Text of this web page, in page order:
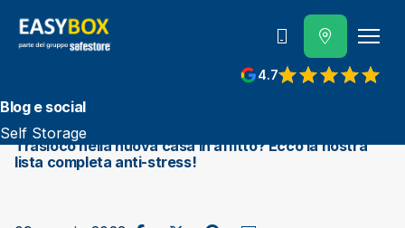
4.7
View reviews on Google
800 202 662
Blog e social
Self Storage
Trasloco nella nuova casa in affitto? Ecco la nostra
lista completa anti-stress!
Condividi su Facebook
Pubblica su X/Twitter
Condividi su Pinterest
Invia come e-mail